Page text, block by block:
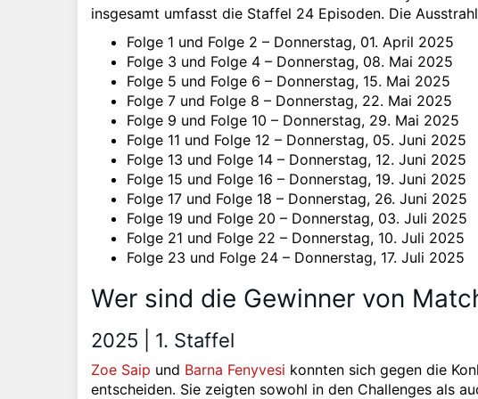
insgesamt umfasst die Staffel 24 Episoden. Die
Folge 1 und Folge 2 – Donnerstag, 01. April 2025
Folge 3 und Folge 4 – Donnerstag, 08. Mai 2025
Folge 5 und Folge 6 – Donnerstag, 15. Mai 2025
Folge 7 und Folge 8 – Donnerstag, 22. Mai 2025
Folge 9 und Folge 10 – Donnerstag, 29. Mai 2025
Folge 11 und Folge 12 – Donnerstag, 05. Juni 2025
Folge 13 und Folge 14 – Donnerstag, 12. Juni 2025
Folge 15 und Folge 16 – Donnerstag, 19. Juni 2025
Folge 17 und Folge 18 – Donnerstag, 26. Juni 2025
Folge 19 und Folge 20 – Donnerstag, 03. Juli 2025
Folge 21 und Folge 22 – Donnerstag, 10. Juli 2025
Folge 23 und Folge 24 – Donnerstag, 17. Juli 2025
Wer sind die Gewinner von
2025 | 1. Staffel
Zoe Saip und Barna Fenyvesi konnten sich gegen die
entscheiden. Sie zeigten sowohl in den Challenges als